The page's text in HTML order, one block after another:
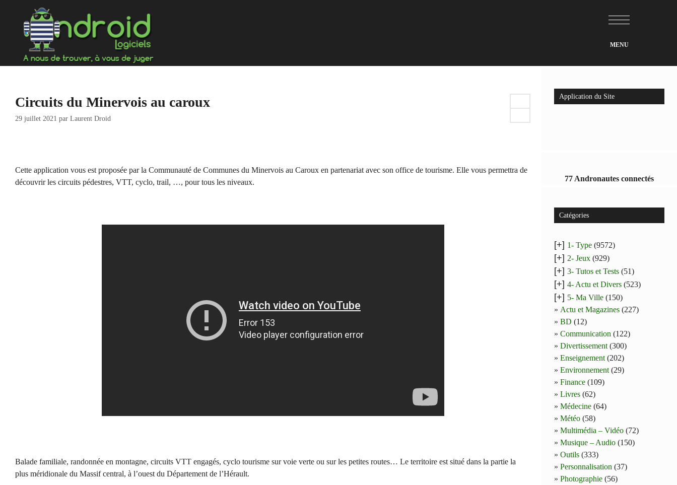
contenu
Circuits du Minervois au caroux
29 juillet 2021 par Laurent Droid
Cette application vous est proposée par la Communauté de Communes du Minervois au Caroux en partenariat avec son office de tourisme. Elle vous permettra de
découvrir les circuits pédestres, VTT, cyclo, trail, …, pour tous les niveaux.
Balade familiale, randonnée en montagne, circuits VTT engagés, cyclo tourisme sur voie verte ou sur les petites routes… Le territoire est situé dans la partie la
plus méridionale du Massif central, à l’ouest du Département de l’Hérault.
Application du Site
77 Andronautes connectés
Catégories
[+] 1- Type (9572)
[+] 2- Jeux (929)
[+] 3- Tutos et Tests (51)
[+] 4- Actu et Divers (523)
[+] 5- Ma Ville (150)
Actu et Magazines (227)
BD (12)
Communication (122)
Divertissement (300)
Enseignement (202)
Environnement (29)
Finance (109)
Livres (62)
Médecine (64)
Météo (58)
Multimédia – Vidéo (72)
Musique – Audio (150)
Outils (333)
Personnalisation (37)
Photographie (56)